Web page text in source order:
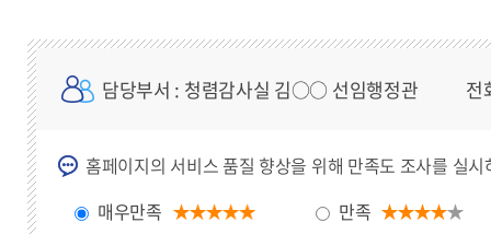
담당부서 : 청렴감사실 김○○ 선임행정관 전
홈페이지의 서비스 품질 향상을 위해 만족도 조사를 실
매우만족
만족